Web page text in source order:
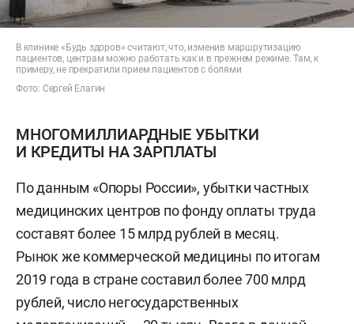
В клинике «Будь здоров» считают, что, изменив маршрутизацию
пациентов, центрам можно работать как и в прежнем режиме. Там, к
примеру, не прекратили прием пациентов с болями
Фото: Сергей Елагин
МНОГОМИЛЛИАРДНЫЕ УБЫТКИ
И КРЕДИТЫ НА ЗАРПЛАТЫ
По данным «Опоры России», убытки частных
медицинских центров по фонду оплаты труда
составят более 15 млрд рублей в месяц.
Рынок же коммерческой медицины по итогам
2019 года в стране составил более 700 млрд
рублей, число негосударственных